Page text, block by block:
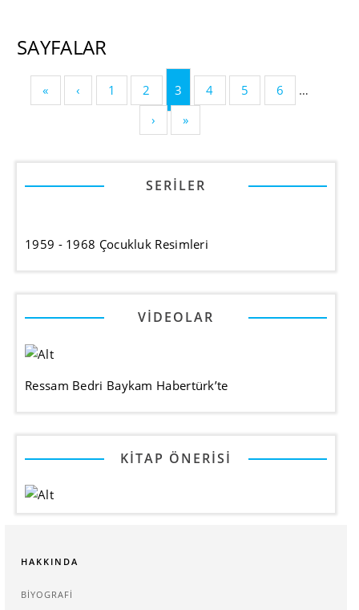
SAYFALAR
« ‹ 1 2 3 4 5 6
…
›
»
SERILER
1959 - 1968 Çocukluk Resimleri
VIDEOLAR
Ressam Bedri Baykam Habertürk’te
KITAP ÖNERISI
HAKKINDA
BIYOGRAFI